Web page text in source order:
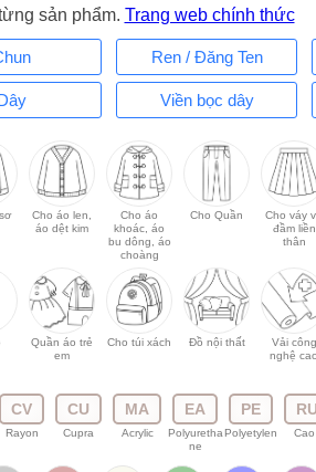
sản phẩm. Trang web chính thức
Ren / Đăng Ten
Viền bọc dây
Cho áo len,
áo dệt kim
Cho áo
khoác, áo
bu dông, áo
choàng
Cho Quần
Cho váy
đầm liền
thân
Quần áo trẻ
em
Cho túi xách Đồ nội thất
Vải công
nghệ cao
CV
Rayon
CU
Cupra
MA
Acrylic
EA
Polyuretha
ne
PE
Polyetylen